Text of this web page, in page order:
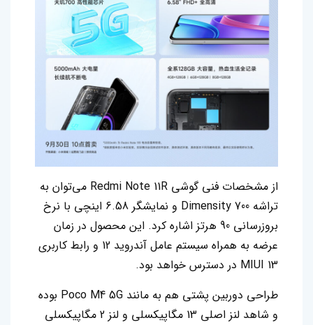
از مشخصات فنی گوشی Redmi Note 11R می‌توان به
تراشه Dimensity 700 و نمایشگر 6.58 اینچی با نرخ
بروزرسانی 90 هرتز اشاره کرد. این محصول در زمان
عرضه به همراه سیستم عامل آندروید 12 و رابط کاربری
MIUI 13 در دسترس خواهد بود.
طراحی دوربین پشتی هم به مانند Poco M4 5G بوده
و شاهد لنز اصلی 13 مگاپیکسلی و لنز 2 مگاپیکسلی